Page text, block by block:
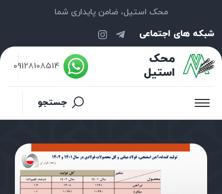
محک استیل، ضامن پایداری شما
شبکه های اجتماعی
محک
استیل
09128108514
جستجو